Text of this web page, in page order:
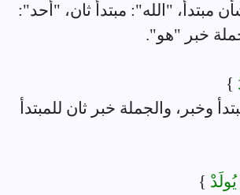
مبتدأ، "الله": مبتدأ ثان، "أحد":
خبر "هو".
}
وخبر، والجملة خبر ثان للمبتدأ
}